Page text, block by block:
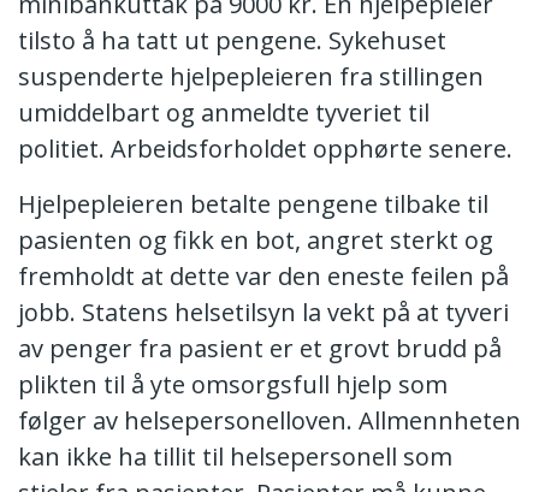
tilsto å ha tatt ut pengene. Sykehuset
suspenderte hjelpepleieren fra stillingen
umiddelbart og anmeldte tyveriet til
politiet. Arbeidsforholdet opphørte senere.
Hjelpepleieren betalte pengene tilbake til
pasienten og fikk en bot, angret sterkt og
fremholdt at dette var den eneste feilen på
jobb. Statens helsetilsyn la vekt på at tyveri
av penger fra pasient er et grovt brudd på
plikten til å yte omsorgsfull hjelp som
følger av helsepersonelloven. Allmennheten
kan ikke ha tillit til helsepersonell som